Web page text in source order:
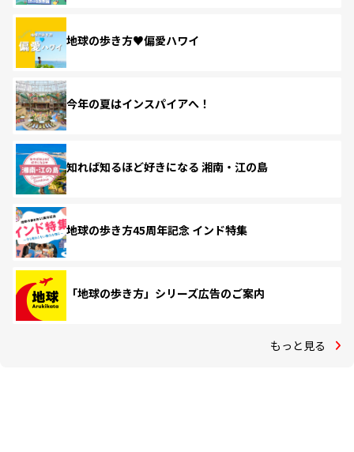
地球の歩き方♥偏愛ハワイ
今年の夏はインスパイアへ！
知れば知るほど好きになる 湘南・江の島
地球の歩き方45周年記念 インド特集
「地球の歩き方」シリーズ広告のご案内
もっと見る